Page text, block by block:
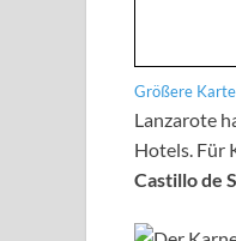
Größere
Lanzarote
Hotels. Für
Castillo de